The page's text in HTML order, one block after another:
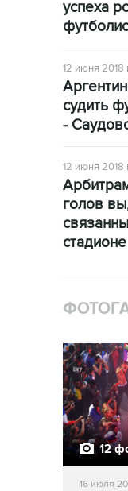
успеха
12 июня 2018
судить
-
12 июня 2018
голов
стадионе
12
16 июля